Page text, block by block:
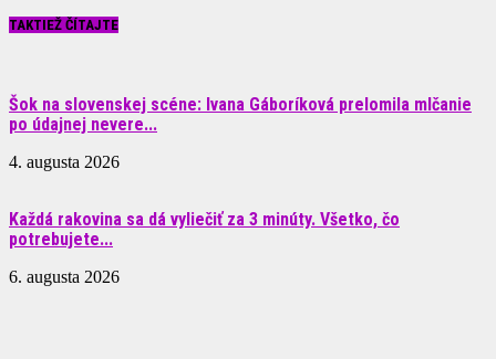
TAKTIEŽ ČÍTAJTE
Šok na slovenskej scéne: Ivana Gáboríková prelomila mlčanie
po údajnej nevere...
4. augusta 2026
Každá rakovina sa dá vyliečiť za 3 minúty. Všetko, čo
potrebujete...
6. augusta 2026